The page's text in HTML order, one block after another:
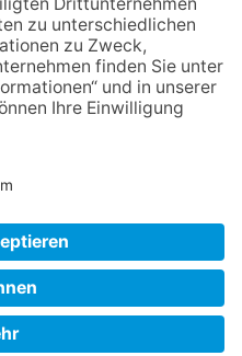
Märchenstraße“:
in der
OBEN
FAQ